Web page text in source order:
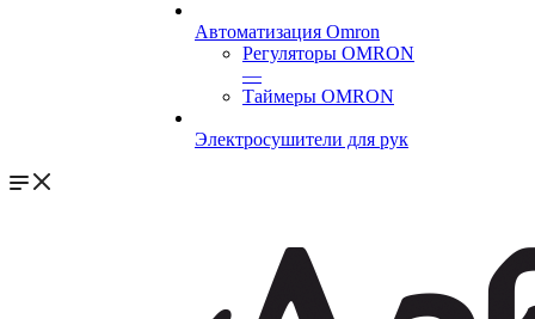
Автоматизация Omron
Регуляторы OMRON
—
Таймеры OMRON
Электросушители для рук